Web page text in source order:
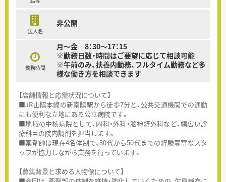
法人名
非公開
勤務時間
月～金 8：30～17：15
※勤務日数・時間はご要望に応じて相談可能
※午前のみ、扶養内勤務、フルタイム勤務など多
様な働き方を相談できます
【店舗情報と応需状況について】
■JR山陽本線の新南陽駅から徒歩7分と、公共交通機関での通勤
にも便利な立地にある公立病院です。
■地域の中核病院として、内科・外科・脳神経外科など、幅広い診
療科目の院内調剤を担当します。
■薬剤師は現在4名体制で、30代から50代までの経験豊富なスタ
ッフが協力しながら業務を行っています。
【募集背景と求める人物像について】